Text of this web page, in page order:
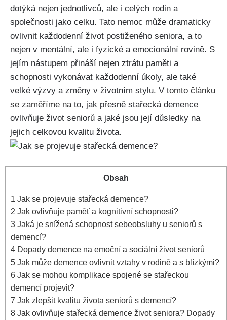
dotýká nejen jednotlivců, ale i celých rodin a
společnosti jako celku. Tato nemoc může dramaticky
ovlivnit každodenní život postiženého seniora, a to
nejen v mentální, ale i fyzické a emocionální rovině. S
jejím nástupem přináší nejen ztrátu paměti a
schopnosti vykonávat každodenní úkoly, ale také
velké výzvy a změny v životním stylu. V tomto článku
se zaměříme nato, jak přesně stařecká demence
ovlivňuje život seniorů a jaké jsou její důsledky na
jejich celkovou kvalitu života.
Obsah
1 Jak se projevuje stařecká demence?
2 Jak ovlivňuje paměť a kognitivní schopnosti?
3 Jaká je snížená schopnost sebeobsluhy u seniorů s
demencí?
4 Dopady demence na emoční a sociální život seniorů
5 Jak může demence ovlivnit vztahy v rodině a s blízkými?
6 Jak se mohou komplikace spojené se stařeckou
demencí projevit?
7 Jak zlepšit kvalitu života seniorů s demencí?
8 Jak ovlivňuje stařecká demence život seniora? Dopady